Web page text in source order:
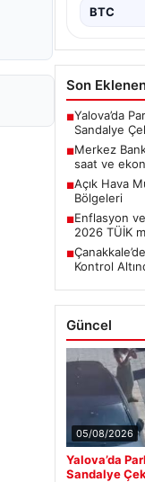
BTC
Son
■Yalova’da
Sandalye
■Merkez
saat ve
■Açık Hava
Bölgeleri
■Enflasyon
2026 TÜİK
■
Kontrol
Güncel
05/08/2026
Yalova’da
Sandalye